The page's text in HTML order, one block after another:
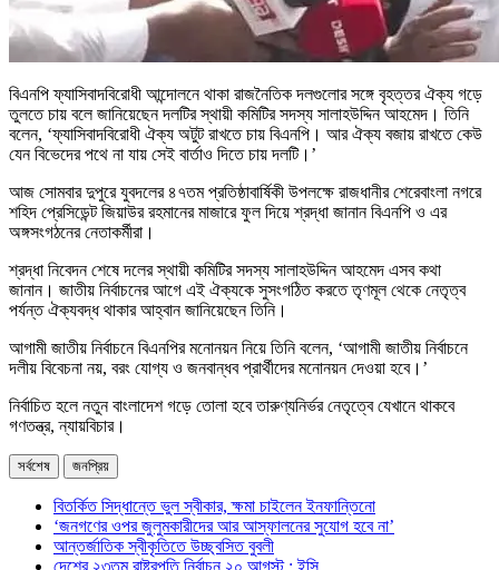
বিএনপি ফ্যাসিবাদবিরোধী আন্দোলনে থাকা রাজনৈতিক দলগুলোর সঙ্গে বৃহত্তর ঐক্য গড়ে
তুলতে চায় বলে জানিয়েছেন দলটির স্থায়ী কমিটির সদস্য সালাহউদ্দিন আহমেদ। তিনি
বলেন, ‘ফ্যাসিবাদবিরোধী ঐক্য অটুট রাখতে চায় বিএনপি। আর ঐক্য বজায় রাখতে কেউ
যেন বিভেদের পথে না যায় সেই বার্তাও দিতে চায় দলটি।’
আজ সোমবার দুপুরে যুবদলের ৪৭তম প্রতিষ্ঠাবার্ষিকী উপলক্ষে রাজধানীর শেরেবাংলা নগরে
শহিদ প্রেসিডেন্ট জিয়াউর রহমানের মাজারে ফুল দিয়ে শ্রদ্ধা জানান বিএনপি ও এর
অঙ্গসংগঠনের নেতাকর্মীরা।
শ্রদ্ধা নিবেদন শেষে দলের স্থায়ী কমিটির সদস্য সালাহউদ্দিন আহমেদ এসব কথা
জানান। জাতীয় নির্বাচনের আগে এই ঐক্যকে সুসংগঠিত করতে তৃণমূল থেকে নেতৃত্ব
পর্যন্ত ঐক্যবদ্ধ থাকার আহ্বান জানিয়েছেন তিনি।
আগামী জাতীয় নির্বাচনে বিএনপির মনোনয়ন নিয়ে তিনি বলেন, ‘আগামী জাতীয় নির্বাচনে
দলীয় বিবেচনা নয়, বরং যোগ্য ও জনবান্ধব প্রার্থীদের মনোনয়ন দেওয়া হবে।’
নির্বাচিত হলে নতুন বাংলাদেশ গড়ে তোলা হবে তারুণ্যনির্ভর নেতৃত্বে যেখানে থাকবে
গণতন্ত্র, ন্যায়বিচার।
সর্বশেষ জনপ্রিয়
বিতর্কিত সিদ্ধান্তে ভুল স্বীকার, ক্ষমা চাইলেন ইনফান্তিনো
‘জনগণের ওপর জুলুমকারীদের আর আস্ফালনের সুযোগ হবে না’
আন্তর্জাতিক স্বীকৃতিতে উচ্ছ্বসিত বুবলী
দেশের ২৩তম রাষ্ট্রপতি নির্বাচন ২০ আগস্ট : ইসি